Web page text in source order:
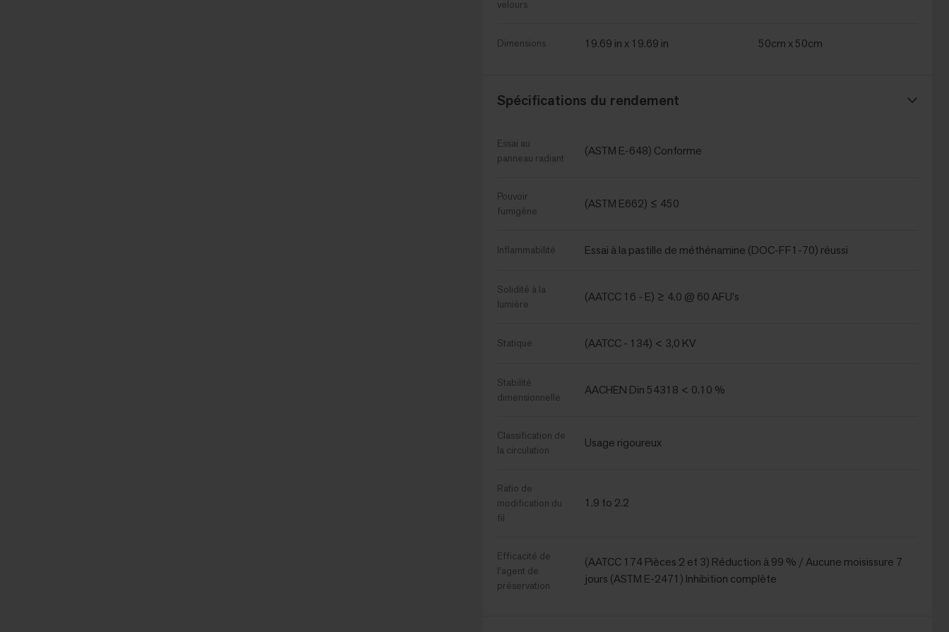
velours
Dimensions 19.69 in x 19.69 in 50cm x 50cm
Spécifications du rendement
Essai au
panneau radiant
(ASTM E-648) Conforme
Pouvoir
fumigène
(ASTM E662) ≤ 450
Inflammabilité Essai à la pastille de méthénamine (DOC-FF1-70) réussi
Solidité à la
lumière
(AATCC 16 - E) ≥ 4.0 @ 60 AFU's
Statique (AATCC - 134) < 3,0 KV
Stabilité
dimensionnelle
AACHEN Din 54318 < 0.10 %
Classification de
la circulation
Usage rigoureux
Ratio de
modification du
fil
1.9 to 2.2
Efficacité de
l'agent de
préservation
(AATCC 174 Pièces 2 et 3) Réduction à 99 % / Aucune moisissure 7
jours (ASTM E-2471) Inhibition complète